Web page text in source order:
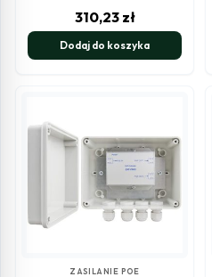
310,23 zł
Dodaj do koszyka
ZASILANIE POE